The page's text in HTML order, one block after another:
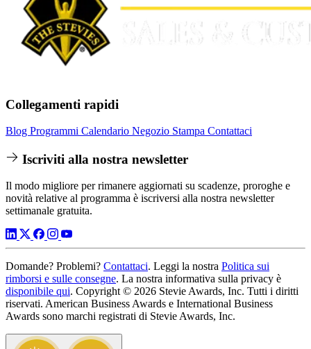
Collegamenti rapidi
Blog Programmi Calendario Negozio Stampa Contattaci
Iscriviti alla nostra newsletter
Il modo migliore per rimanere aggiornati su scadenze, proroghe e
novità relative al programma è iscriversi alla nostra newsletter
settimanale gratuita.
Domande? Problemi? Contattaci. Leggi la nostra Politica sui
rimborsi e sulle consegne. La nostra informativa sulla privacy è
disponibile qui. Copyright © 2026 Stevie Awards, Inc. Tutti i diritti
riservati. American Business Awards e International Business
Awards sono marchi registrati di Stevie Awards, Inc.